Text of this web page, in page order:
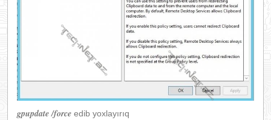
gpupdate /force edib yoxlayırıq